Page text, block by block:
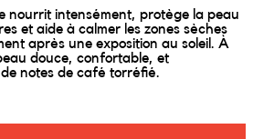
nourrit intensément, protège la peau
et aide à calmer les zones sèches
après une exposition au soleil. À
douce, confortable, et
notes de café torréfié.